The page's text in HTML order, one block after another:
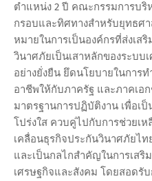
ตำแหน่ง 2 ปี คณะกรรมการบ
กรอบและทิศทางสำหรับยุทธศ
หมายในการเป็นองค์กรที่ส่งเส
วินาศภัยเป็นเสาหลักของระบบ
อย่างยั่งยืน ยึดนโยบายในการ
อาชีพให้กับภาครัฐ และภาคเอ
มาตรฐานการปฏิบัติงาน เพื่อเ
โปร่งใส ควบคู่ไปกับการช่วยเ
เคลื่อนธุรกิจประกันวินาศภัยไท
และเป็นกลไกสำคัญในการเสริ
เศรษฐกิจและสังคม โดยสอด